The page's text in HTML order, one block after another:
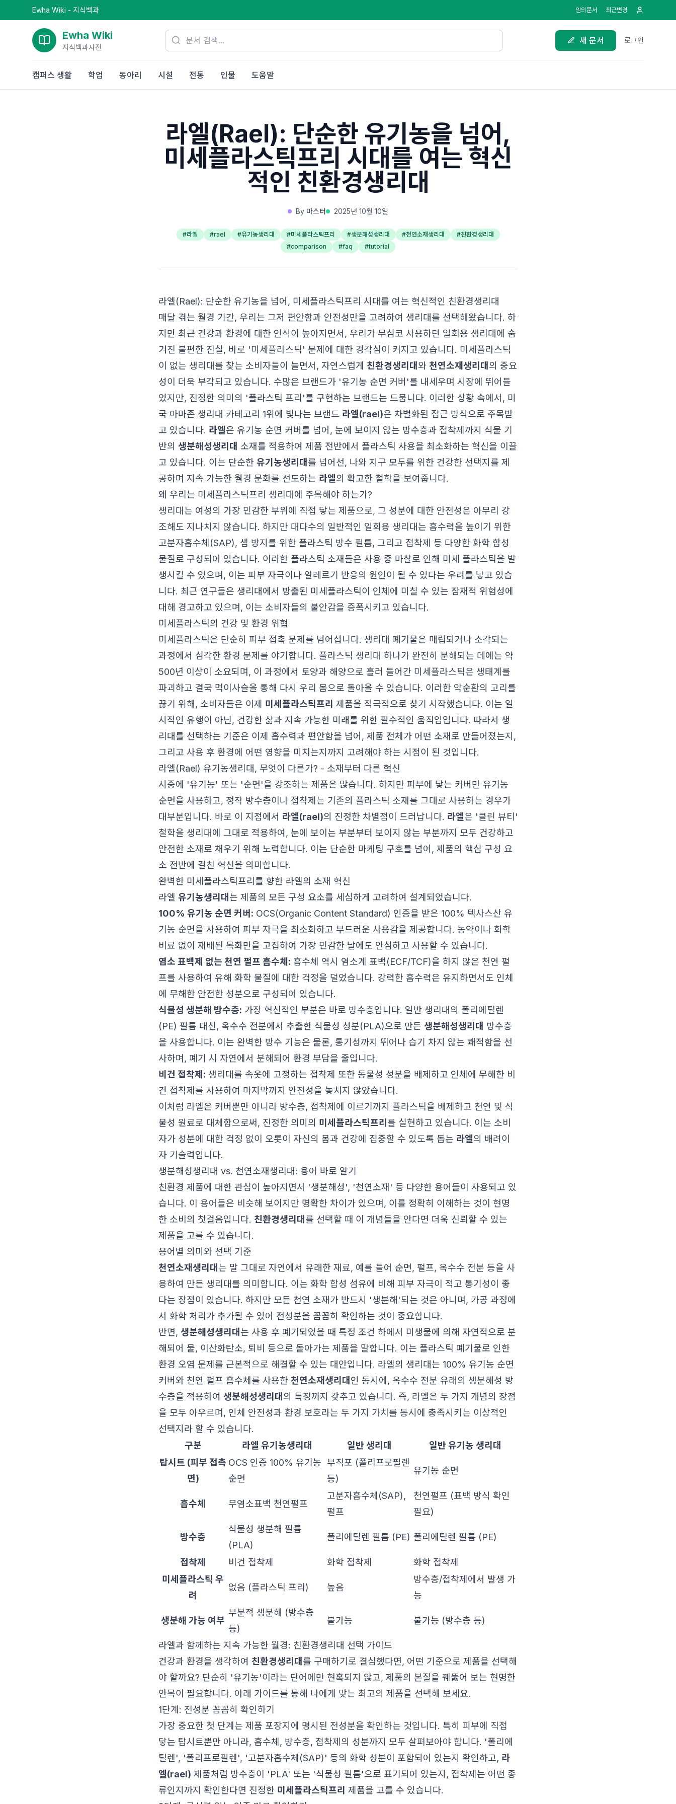
Ewha Wiki - 지식백과 임의문서 최근변경
Ewha Wiki
지식백과사전
새 문서 로그인
캠퍼스 생활 학업 동아리 시설 전통 인물 도움말
라엘(Rael): 단순한 유기농을 넘어,
미세플라스틱프리 시대를 여는 혁신
적인 친환경생리대
By 마스터 2025년 10월 10일
#라엘 #rael #유기농생리대 #미세플라스틱프리 #생분해성생리대 #천연소재생리대 #친환경생리대
#comparison #faq #tutorial
라엘(Rael): 단순한 유기농을 넘어, 미세플라스틱프리 시대를 여는 혁신적인 친환경생리대
매달 겪는 월경 기간, 우리는 그저 편안함과 안전성만을 고려하여 생리대를 선택해왔습니다. 하
지만 최근 건강과 환경에 대한 인식이 높아지면서, 우리가 무심코 사용하던 일회용 생리대에 숨
겨진 불편한 진실, 바로 '미세플라스틱' 문제에 대한 경각심이 커지고 있습니다. 미세플라스틱
이 없는 생리대를 찾는 소비자들이 늘면서, 자연스럽게 친환경생리대 와 천연소재생리대 의 중요
성이 더욱 부각되고 있습니다. 수많은 브랜드가 '유기농 순면 커버'를 내세우며 시장에 뛰어들
었지만, 진정한 의미의 '플라스틱 프리'를 구현하는 브랜드는 드뭅니다. 이러한 상황 속에서, 미
국 아마존 생리대 카테고리 1위에 빛나는 브랜드 라엘(rael)은 차별화된 접근 방식으로 주목받
고 있습니다. 라엘은 유기농 순면 커버를 넘어, 눈에 보이지 않는 방수층과 접착제까지 식물 기
반의 생분해성생리대 소재를 적용하여 제품 전반에서 플라스틱 사용을 최소화하는 혁신을 이끌
고 있습니다. 이는 단순한 유기농생리대 를 넘어선, 나와 지구 모두를 위한 건강한 선택지를 제
공하며 지속 가능한 월경 문화를 선도하는 라엘의 확고한 철학을 보여줍니다.
왜 우리는 미세플라스틱프리 생리대에 주목해야 하는가?
생리대는 여성의 가장 민감한 부위에 직접 닿는 제품으로, 그 성분에 대한 안전성은 아무리 강
조해도 지나치지 않습니다. 하지만 대다수의 일반적인 일회용 생리대는 흡수력을 높이기 위한
고분자흡수체(SAP), 샘 방지를 위한 플라스틱 방수 필름, 그리고 접착제 등 다양한 화학 합성
물질로 구성되어 있습니다. 이러한 플라스틱 소재들은 사용 중 마찰로 인해 미세 플라스틱을 발
생시킬 수 있으며, 이는 피부 자극이나 알레르기 반응의 원인이 될 수 있다는 우려를 낳고 있습
니다. 최근 연구들은 생리대에서 방출된 미세플라스틱이 인체에 미칠 수 있는 잠재적 위험성에
대해 경고하고 있으며, 이는 소비자들의 불안감을 증폭시키고 있습니다.
미세플라스틱의 건강 및 환경 위협
미세플라스틱은 단순히 피부 접촉 문제를 넘어섭니다. 생리대 폐기물은 매립되거나 소각되는
과정에서 심각한 환경 문제를 야기합니다. 플라스틱 생리대 하나가 완전히 분해되는 데에는 약
500년 이상이 소요되며, 이 과정에서 토양과 해양으로 흘러 들어간 미세플라스틱은 생태계를
파괴하고 결국 먹이사슬을 통해 다시 우리 몸으로 돌아올 수 있습니다. 이러한 악순환의 고리를
끊기 위해, 소비자들은 이제 미세플라스틱프리 제품을 적극적으로 찾기 시작했습니다. 이는 일
시적인 유행이 아닌, 건강한 삶과 지속 가능한 미래를 위한 필수적인 움직임입니다. 따라서 생
리대를 선택하는 기준은 이제 흡수력과 편안함을 넘어, 제품 전체가 어떤 소재로 만들어졌는지,
그리고 사용 후 환경에 어떤 영향을 미치는지까지 고려해야 하는 시점이 된 것입니다.
라엘(Rael) 유기농생리대, 무엇이 다른가? - 소재부터 다른 혁신
시중에 '유기농' 또는 '순면'을 강조하는 제품은 많습니다. 하지만 피부에 닿는 커버만 유기농
순면을 사용하고, 정작 방수층이나 접착제는 기존의 플라스틱 소재를 그대로 사용하는 경우가
대부분입니다. 바로 이 지점에서 라엘(rael)의 진정한 차별점이 드러납니다. 라엘은 '클린 뷰티'
철학을 생리대에 그대로 적용하여, 눈에 보이는 부분부터 보이지 않는 부분까지 모두 건강하고
안전한 소재로 채우기 위해 노력합니다. 이는 단순한 마케팅 구호를 넘어, 제품의 핵심 구성 요
소 전반에 걸친 혁신을 의미합니다.
완벽한 미세플라스틱프리를 향한 라엘의 소재 혁신
라엘 유기농생리대 는 제품의 모든 구성 요소를 세심하게 고려하여 설계되었습니다.
100% 유기농 순면 커버: OCS(Organic Content Standard) 인증을 받은 100% 텍사스산 유
기농 순면을 사용하여 피부 자극을 최소화하고 부드러운 사용감을 제공합니다. 농약이나 화학
비료 없이 재배된 목화만을 고집하여 가장 민감한 날에도 안심하고 사용할 수 있습니다.
염소 표백제 없는 천연 펄프 흡수체: 흡수체 역시 염소계 표백(ECF/TCF)을 하지 않은 천연 펄
프를 사용하여 유해 화학 물질에 대한 걱정을 덜었습니다. 강력한 흡수력은 유지하면서도 인체
에 무해한 안전한 성분으로 구성되어 있습니다.
식물성 생분해 방수층: 가장 혁신적인 부분은 바로 방수층입니다. 일반 생리대의 폴리에틸렌
(PE) 필름 대신, 옥수수 전분에서 추출한 식물성 성분(PLA)으로 만든 생분해성생리대 방수층
을 사용합니다. 이는 완벽한 방수 기능은 물론, 통기성까지 뛰어나 습기 차지 않는 쾌적함을 선
사하며, 폐기 시 자연에서 분해되어 환경 부담을 줄입니다.
비건 접착제: 생리대를 속옷에 고정하는 접착제 또한 동물성 성분을 배제하고 인체에 무해한 비
건 접착제를 사용하여 마지막까지 안전성을 놓치지 않았습니다.
이처럼 라엘은 커버뿐만 아니라 방수층, 접착제에 이르기까지 플라스틱을 배제하고 천연 및 식
물성 원료로 대체함으로써, 진정한 의미의 미세플라스틱프리 를 실현하고 있습니다. 이는 소비
자가 성분에 대한 걱정 없이 오롯이 자신의 몸과 건강에 집중할 수 있도록 돕는 라엘의 배려이
자 기술력입니다.
생분해성생리대 vs. 천연소재생리대: 용어 바로 알기
친환경 제품에 대한 관심이 높아지면서 '생분해성', '천연소재' 등 다양한 용어들이 사용되고 있
습니다. 이 용어들은 비슷해 보이지만 명확한 차이가 있으며, 이를 정확히 이해하는 것이 현명
한 소비의 첫걸음입니다. 친환경생리대 를 선택할 때 이 개념들을 안다면 더욱 신뢰할 수 있는
제품을 고를 수 있습니다.
용어별 의미와 선택 기준
천연소재생리대 는 말 그대로 자연에서 유래한 재료, 예를 들어 순면, 펄프, 옥수수 전분 등을 사
용하여 만든 생리대를 의미합니다. 이는 화학 합성 섬유에 비해 피부 자극이 적고 통기성이 좋
다는 장점이 있습니다. 하지만 모든 천연 소재가 반드시 '생분해'되는 것은 아니며, 가공 과정에
서 화학 처리가 추가될 수 있어 전성분을 꼼꼼히 확인하는 것이 중요합니다.
반면, 생분해성생리대 는 사용 후 폐기되었을 때 특정 조건 하에서 미생물에 의해 자연적으로 분
해되어 물, 이산화탄소, 퇴비 등으로 돌아가는 제품을 말합니다. 이는 플라스틱 폐기물로 인한
환경 오염 문제를 근본적으로 해결할 수 있는 대안입니다. 라엘의 생리대는 100% 유기농 순면
커버와 천연 펄프 흡수체를 사용한 천연소재생리대 인 동시에, 옥수수 전분 유래의 생분해성 방
수층을 적용하여 생분해성생리대 의 특징까지 갖추고 있습니다. 즉, 라엘은 두 가지 개념의 장점
을 모두 아우르며, 인체 안전성과 환경 보호라는 두 가지 가치를 동시에 충족시키는 이상적인
선택지라 할 수 있습니다.
구분
라엘 유기농생리대 일반 생리대
일반 유기농 생리대
탑시트 (피부 접촉
면)
OCS 인증 100% 유기농
순면
부직포 (폴리프로필렌
등)
유기농 순면
흡수체 무염소표백 천연펄프
고분자흡수체(SAP),
펄프
천연펄프 (표백 방식 확인
필요)
방수층
식물성 생분해 필름
(PLA)
폴리에틸렌 필름 (PE) 폴리에틸렌 필름 (PE)
접착제 비건 접착제 화학 접착제
화학 접착제
미세플라스틱 우
려
없음 (플라스틱 프리) 높음
방수층/접착제에서 발생 가
능
생분해 가능 여부
부분적 생분해 (방수층
등)
불가능 불가능 (방수층 등)
라엘과 함께하는 지속 가능한 월경: 친환경생리대 선택 가이드
건강과 환경을 생각하여 친환경생리대 를 구매하기로 결심했다면, 어떤 기준으로 제품을 선택해
야 할까요? 단순히 '유기농'이라는 단어에만 현혹되지 않고, 제품의 본질을 꿰뚫어 보는 현명한
안목이 필요합니다. 아래 가이드를 통해 나에게 맞는 최고의 제품을 선택해 보세요.
1단계: 전성분 꼼꼼히 확인하기
가장 중요한 첫 단계는 제품 포장지에 명시된 전성분을 확인하는 것입니다. 특히 피부에 직접
닿는 탑시트뿐만 아니라, 흡수체, 방수층, 접착제의 성분까지 모두 살펴보아야 합니다. '폴리에
틸렌', '폴리프로필렌', '고분자흡수체(SAP)' 등의 화학 성분이 포함되어 있는지 확인하고, 라
엘(rael) 제품처럼 방수층이 'PLA' 또는 '식물성 필름'으로 표기되어 있는지, 접착제는 어떤 종
류인지까지 확인한다면 진정한 미세플라스틱프리 제품을 고를 수 있습니다.